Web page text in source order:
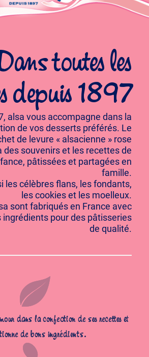
dans la confection de ses recettes et
de bons ingrédients.
toutes les
depuis 1897
alsa vous accompagne dans la
de vos desserts préférés. Le
de levure « alsacienne » rose
des souvenirs et les recettes de
pâtissées et partagées en
famille.
les célèbres flans, les fondants,
les cookies et les moelleux.
sont fabriqués en France avec
ingrédients pour des pâtisseries
de qualité.